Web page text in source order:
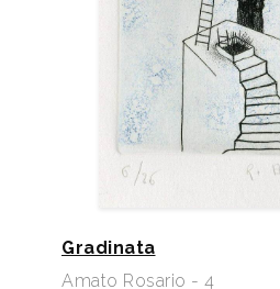
Gradinata
Amato Rosario - 4